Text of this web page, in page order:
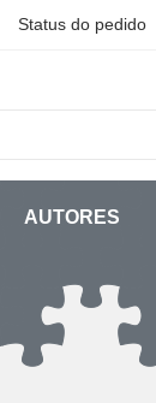
Status do pedido
AUTORES